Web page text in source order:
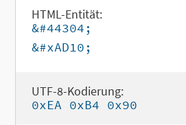
HTML-Entität:
&#44304;
&#xAD10;
UTF-8-Kodierung:
0xEA 0xB4 0x90